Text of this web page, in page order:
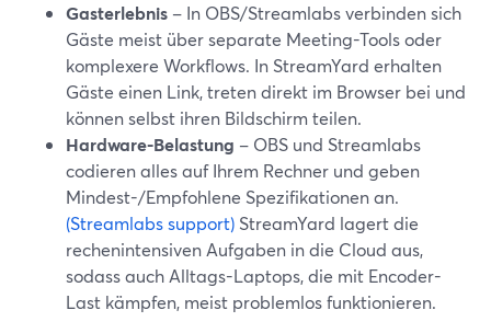
Gasterlebnis – In OBS/Streamlabs verbinden sich
Gäste meist über separate Meeting-Tools oder
komplexere Workflows. In StreamYard erhalten
Gäste einen Link, treten direkt im Browser bei und
können selbst ihren Bildschirm teilen.
Hardware-Belastung – OBS und Streamlabs
codieren alles auf Ihrem Rechner und geben
Mindest-/Empfohlene Spezifikationen an.
(Streamlabs support) StreamYard lagert die
rechenintensiven Aufgaben in die Cloud aus,
sodass auch Alltags-Laptops, die mit Encoder-
Last kämpfen, meist problemlos funktionieren.